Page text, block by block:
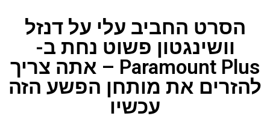
הסרט החביב עלי על דנזל
וושינגטון פשוט נחת ב-
Paramount Plus – אתה צריך
להזרים את מותחן הפשע הזה
עכשיו